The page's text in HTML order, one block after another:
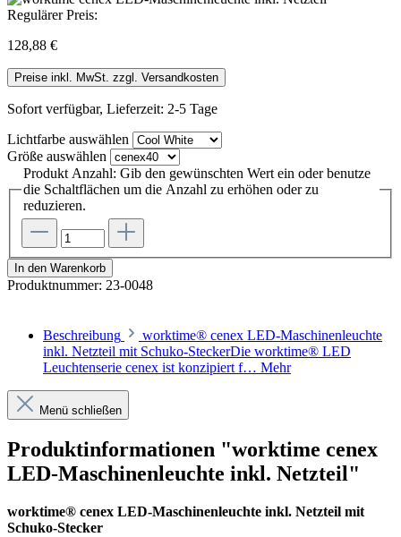
Regulärer Preis:
128,88 €
Preise inkl. MwSt. zzgl. Versandkosten
Sofort verfügbar, Lieferzeit: 2-5 Tage
Lichtfarbe auswählen
Größe auswählen
Produkt Anzahl: Gib den gewünschten Wert ein oder benutze
die Schaltflächen um die Anzahl zu erhöhen oder zu
reduzieren.
In den Warenkorb
Produktnummer: 23-0048
Beschreibung
worktime® cenex LED-Maschinenleuchte
inkl. Netzteil mit Schuko-SteckerDie worktime® LED
Leuchtenserie cenex ist konzipiert f… Mehr
Menü schließen
Produktinformationen "worktime cenex
LED-Maschinenleuchte inkl. Netzteil"
worktime® cenex LED-Maschinenleuchte inkl. Netzteil mit
Schuko-Stecker